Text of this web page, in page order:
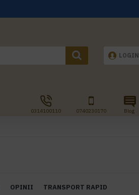
LOGIN
0314100110 0740230170 Blog
OPINII TRANSPORT RAPID